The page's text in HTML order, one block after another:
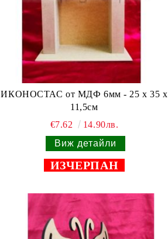
ИКОНОСТАС от МДФ 6мм - 25 х 35 х
11,5см
€7.62
14.90лв.
Виж детайли
ИЗЧЕРПАН